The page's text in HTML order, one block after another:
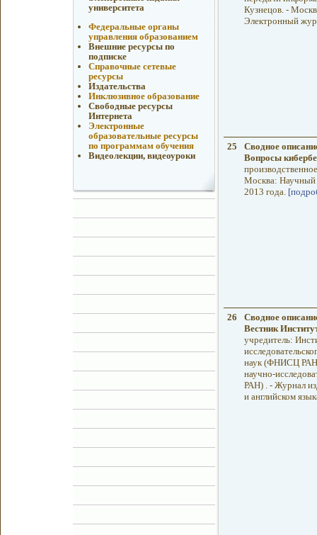
университета
Федеральные органы
управления образованием
Внешние ресурсы по
подписке
Справочные сетевые
ресурсы
Издательства
Инклюзивное образование
Свободные ресурсы
Интернета
Электронные
образовательные ресурсы
по программам обучения
Видеолекции, видеоуроки
Кузнецов. -
Электронный
25
Сводное
Вопросы
Москва: Научный
2013 года.
26
Сводное
Вестник
учредитель:
наук (ФНИСЦ
научно-
РАН) . - Журнал
и английском